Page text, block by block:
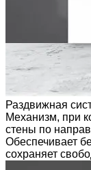
Раздвижная
Механизм, при
стены по
Обеспечивает
сохраняет